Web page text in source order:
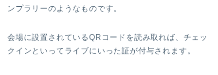
ンプラリーのようなものです。
会場に設置されているQRコードを読み取れば、チェッ
クインといってライブにいった証が付与されます。